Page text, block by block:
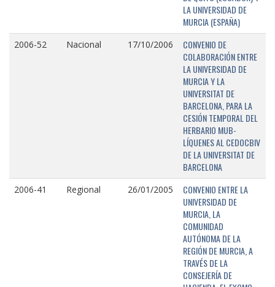
LA UNIVERSIDAD DE
MURCIA (ESPAÑA)
2006-52 Nacional 17/10/2006
CONVENIO DE
COLABORACIÓN ENTRE
LA UNIVERSIDAD DE
MURCIA Y LA
UNIVERSITAT DE
BARCELONA, PARA LA
CESIÓN TEMPORAL DEL
HERBARIO MUB-
LÍQUENES AL CEDOCBIV
DE LA UNIVERSITAT DE
BARCELONA
2006-41 Regional 26/01/2005
CONVENIO ENTRE LA
UNIVERSIDAD DE
MURCIA, LA
COMUNIDAD
AUTÓNOMA DE LA
REGIÓN DE MURCIA, A
TRAVÉS DE LA
CONSEJERÍA DE